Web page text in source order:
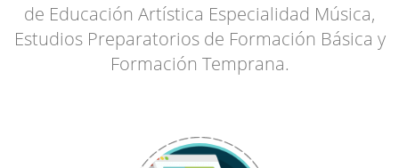
de Educación Artística Especialidad Música,
Estudios Preparatorios de Formación Básica y
Formación Temprana.